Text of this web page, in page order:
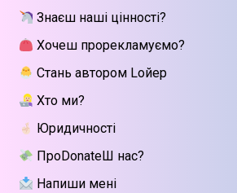
Знаєш наші цінності?
Хочеш прорекламуємо?
Стань автором Lойер
Хто ми?
Юридичності
ПроDonateШ нас?
Напиши мені